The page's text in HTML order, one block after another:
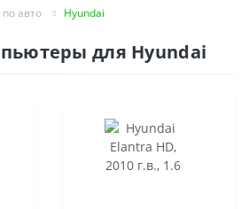
авто Hyundai
для Hyundai